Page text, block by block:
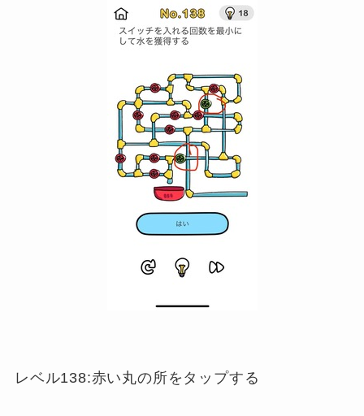
レベル138:赤い丸の所をタップする